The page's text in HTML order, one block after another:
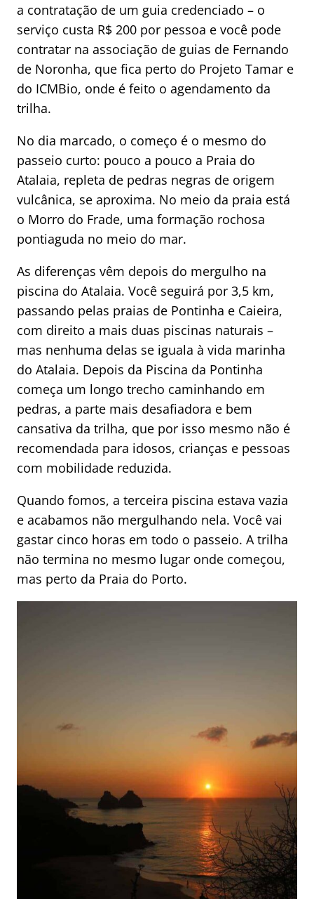
a contratação de um guia credenciado – o
serviço custa R$ 200 por pessoa e você pode
contratar na associação de guias de Fernando
de Noronha, que fica perto do Projeto Tamar e
do ICMBio, onde é feito o agendamento da
trilha.
No dia marcado, o começo é o mesmo do
passeio curto: pouco a pouco a Praia do
Atalaia, repleta de pedras negras de origem
vulcânica, se aproxima. No meio da praia está
o Morro do Frade, uma formação rochosa
pontiaguda no meio do mar.
As diferenças vêm depois do mergulho na
piscina do Atalaia. Você seguirá por 3,5 km,
passando pelas praias de Pontinha e Caieira,
com direito a mais duas piscinas naturais –
mas nenhuma delas se iguala à vida marinha
do Atalaia. Depois da Piscina da Pontinha
começa um longo trecho caminhando em
pedras, a parte mais desafiadora e bem
cansativa da trilha, que por isso mesmo não é
recomendada para idosos, crianças e pessoas
com mobilidade reduzida.
Quando fomos, a terceira piscina estava vazia
e acabamos não mergulhando nela. Você vai
gastar cinco horas em todo o passeio. A trilha
não termina no mesmo lugar onde começou,
mas perto da Praia do Porto.